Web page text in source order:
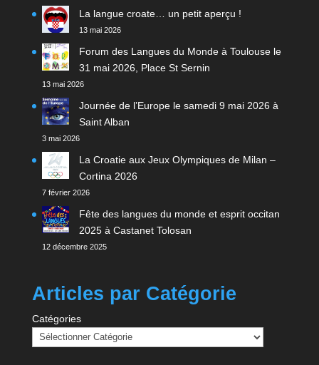
La langue croate… un petit aperçu !
13 mai 2026
Forum des Langues du Monde à Toulouse le
31 mai 2026, Place St Sernin
13 mai 2026
Journée de l’Europe le samedi 9 mai 2026 à
Saint Alban
3 mai 2026
La Croatie aux Jeux Olympiques de Milan –
Cortina 2026
7 février 2026
Fête des langues du monde et esprit occitan
2025 à Castanet Tolosan
12 décembre 2025
Articles par Catégorie
Catégories